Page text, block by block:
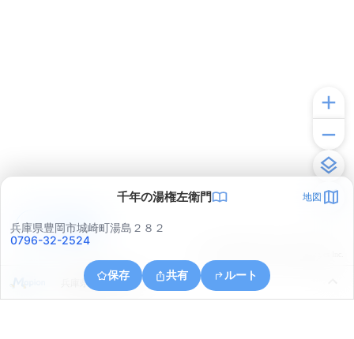
千年の湯権左衛門 地図
兵庫県豊岡市城崎町湯島２８２
0796-32-2524
保存 共有 ルート
兵庫県豊岡市小島
アプリで見る